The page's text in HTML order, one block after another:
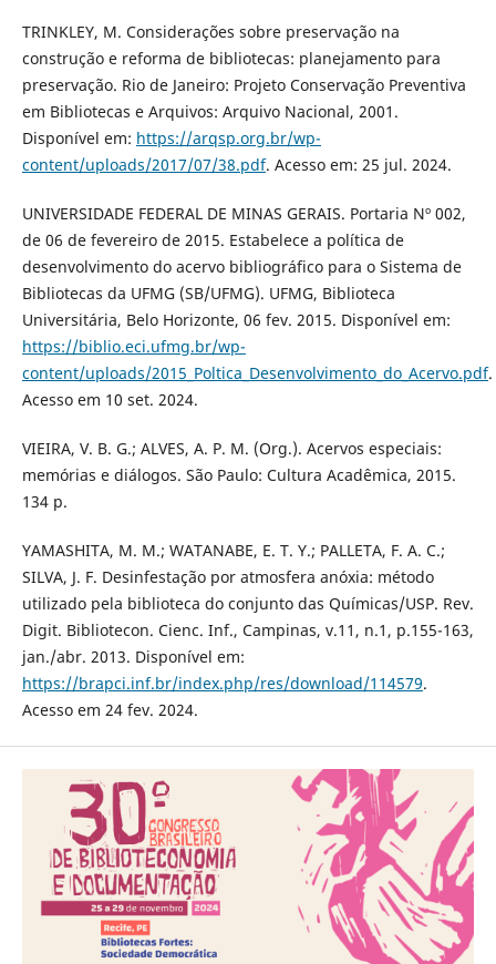
TRINKLEY, M. Considerações sobre preservação na
construção e reforma de bibliotecas: planejamento para
preservação. Rio de Janeiro: Projeto Conservação Preventiva
em Bibliotecas e Arquivos: Arquivo Nacional, 2001.
Disponível em: https://arqsp.org.br/wp-
content/uploads/2017/07/38.pdf. Acesso em: 25 jul. 2024.
UNIVERSIDADE FEDERAL DE MINAS GERAIS. Portaria Nº 002,
de 06 de fevereiro de 2015. Estabelece a política de
desenvolvimento do acervo bibliográfico para o Sistema de
Bibliotecas da UFMG (SB/UFMG). UFMG, Biblioteca
Universitária, Belo Horizonte, 06 fev. 2015. Disponível em:
https://biblio.eci.ufmg.br/wp-
content/uploads/2015_Poltica_Desenvolvimento_do_Acervo.pdf.
Acesso em 10 set. 2024.
VIEIRA, V. B. G.; ALVES, A. P. M. (Org.). Acervos especiais:
memórias e diálogos. São Paulo: Cultura Acadêmica, 2015.
134 p.
YAMASHITA, M. M.; WATANABE, E. T. Y.; PALLETA, F. A. C.;
SILVA, J. F. Desinfestação por atmosfera anóxia: método
utilizado pela biblioteca do conjunto das Químicas/USP. Rev.
Digit. Bibliotecon. Cienc. Inf., Campinas, v.11, n.1, p.155-163,
jan./abr. 2013. Disponível em:
https://brapci.inf.br/index.php/res/download/114579.
Acesso em 24 fev. 2024.